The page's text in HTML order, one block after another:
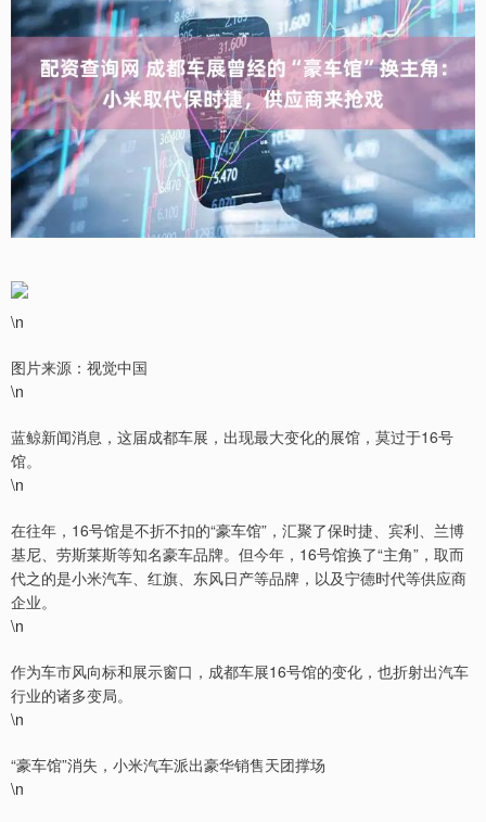
\n
图片来源：视觉中国
\n
蓝鲸新闻消息，这届成都车展，出现最大变化的展馆，莫过于16号
馆。
\n
在往年，16号馆是不折不扣的“豪车馆”，汇聚了保时捷、宾利、兰博
基尼、劳斯莱斯等知名豪车品牌。但今年，16号馆换了“主角”，取而
代之的是小米汽车、红旗、东风日产等品牌，以及宁德时代等供应商
企业。
\n
作为车市风向标和展示窗口，成都车展16号馆的变化，也折射出汽车
行业的诸多变局。
\n
“豪车馆”消失，小米汽车派出豪华销售天团撑场
\n